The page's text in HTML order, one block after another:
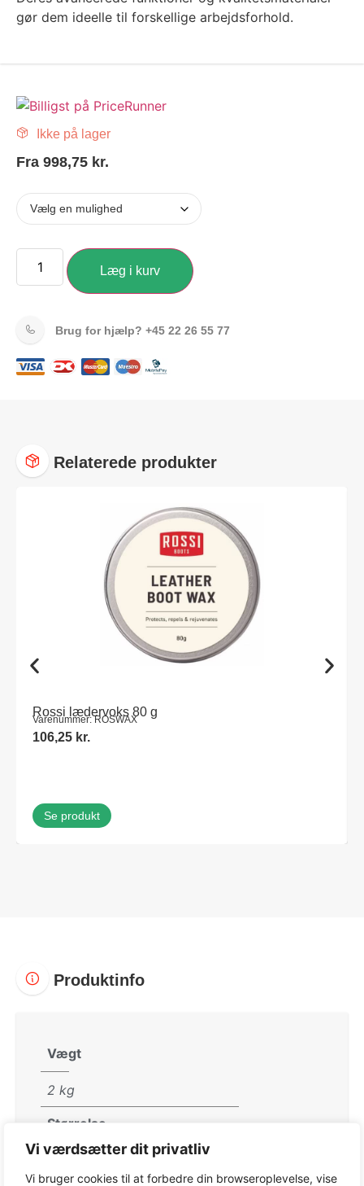
Vi værdsætter dit privatliv
Vi bruger cookies til at forbedre din browseroplevelse, vise
gør dem ideelle til forskellige arbejdsforhold.
Ikke på lager
Fra 998,75 kr.
Læg i kurv
Brug for hjælp? +45 22 26 55 77
Relaterede produkter
Rossi lædervoks 80 g
Varenummer: ROSWAX
106,25 kr.
Se produkt
Produktinfo
Vægt
2 kg
Størrelse
50 × 50 × 50 cm